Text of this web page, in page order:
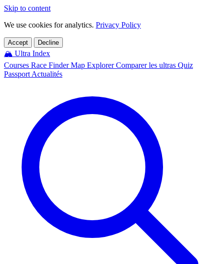
Skip to content
We use cookies for analytics. Privacy Policy
Accept Decline
🏔️ Ultra Index
Courses Race FinderMap ExplorerComparer les ultras Quiz
Passport Actualités